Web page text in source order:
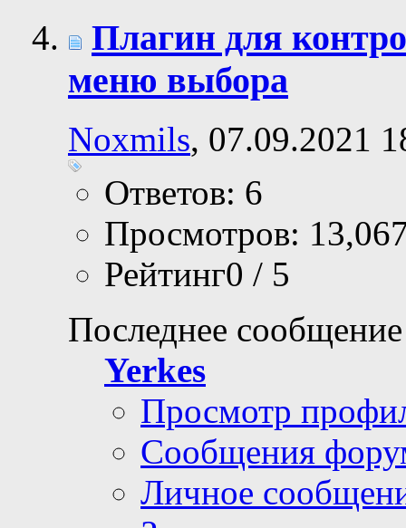
Плагин для
меню выбора
Noxmils, 07.09.2021
Ответов: 6
Просмотров:
Рейтинг0 / 5
Последнее
Yerkes
Просмотр
Сообщения
Личное